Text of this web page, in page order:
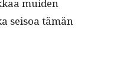
muiden
seisoa tämän